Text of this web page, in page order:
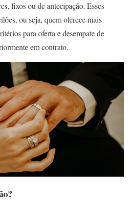
fixos ou de antecipação. Esses
ou seja, quem oferece mais
para oferta e desempate de
em contrato.